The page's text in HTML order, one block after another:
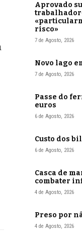
Aprovado
risco»
7 de Agosto, 2026
Novo lago
7 de Agosto, 2026
Passe do
euros
6 de Agosto, 2026
Custo dos
6 de Agosto, 2026
Casca de
combater
4 de Agosto, 2026
Preso por
4 de Agosto, 2026